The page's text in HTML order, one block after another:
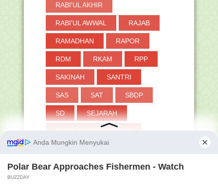
RABI'UL AKHIR
RABI'UL AWWAL RAJAB
RAMADHAN RAPOR
RDM RKAM RPP
SAKINAH SANTRI
SAS SAT SBDP
SD SEJARAH
SERTIFIKASI GURU